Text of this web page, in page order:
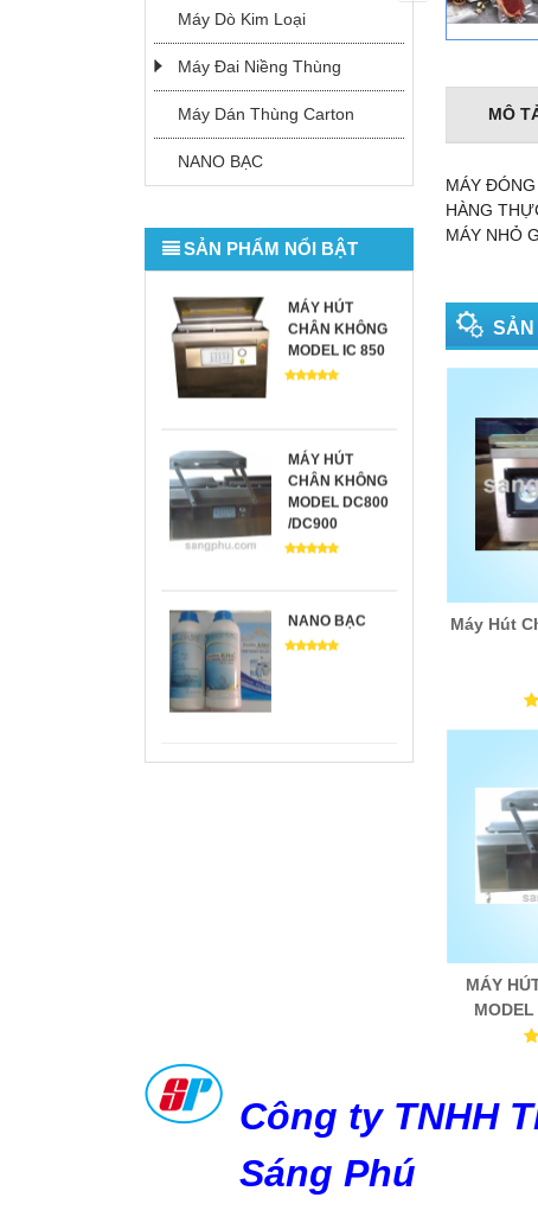
Máy Dò Kim Loại
Máy Đai Niềng Thùng
Máy Dán Thùng Carton
NANO BẠC
SẢN PHẨM NỔI BẬT
MÁY ĐAI
TỰ ĐỘNG
MÁY HÚT
CHÂN KHÔNG
MODEL IC 850
MÁY HÚT
CHÂN KHÔNG
MODEL DC800
/DC900
NANO BẠC
MÔ
MÁY
HÀNG
MÁY NHỎ
SẢN
Máy Hút
MÁY
Công ty TNHH
Sáng Phú